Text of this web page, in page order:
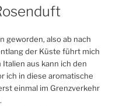
geworden, also ab nach
der Küste führt mich
aus kann ich den
ich in diese aromatische
einmal im Grenzverkehr